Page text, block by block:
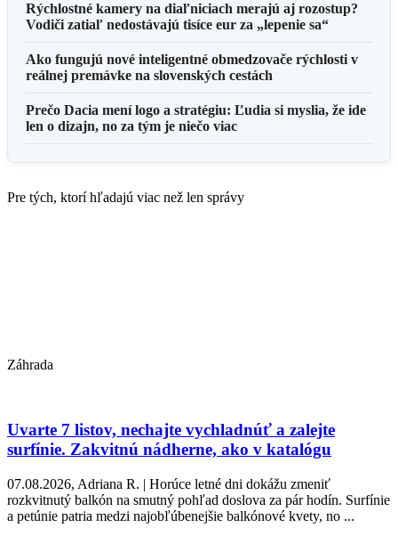
Rýchlostné kamery na diaľniciach merajú aj rozostup?
Vodiči zatiaľ nedostávajú tisíce eur za „lepenie sa“
Ako fungujú nové inteligentné obmedzovače rýchlosti v
reálnej premávke na slovenských cestách
Prečo Dacia mení logo a stratégiu: Ľudia si myslia, že ide
len o dizajn, no za tým je niečo viac
Pre tých, ktorí hľadajú viac než len správy
Záhrada
Uvarte 7 listov, nechajte vychladnúť a zalejte
surfínie. Zakvitnú nádherne, ako v katalógu
07.08.2026, Adriana R. | Horúce letné dni dokážu zmeniť
rozkvitnutý balkón na smutný pohľad doslova za pár hodín. Surfínie
a petúnie patria medzi najobľúbenejšie balkónové kvety, no ...